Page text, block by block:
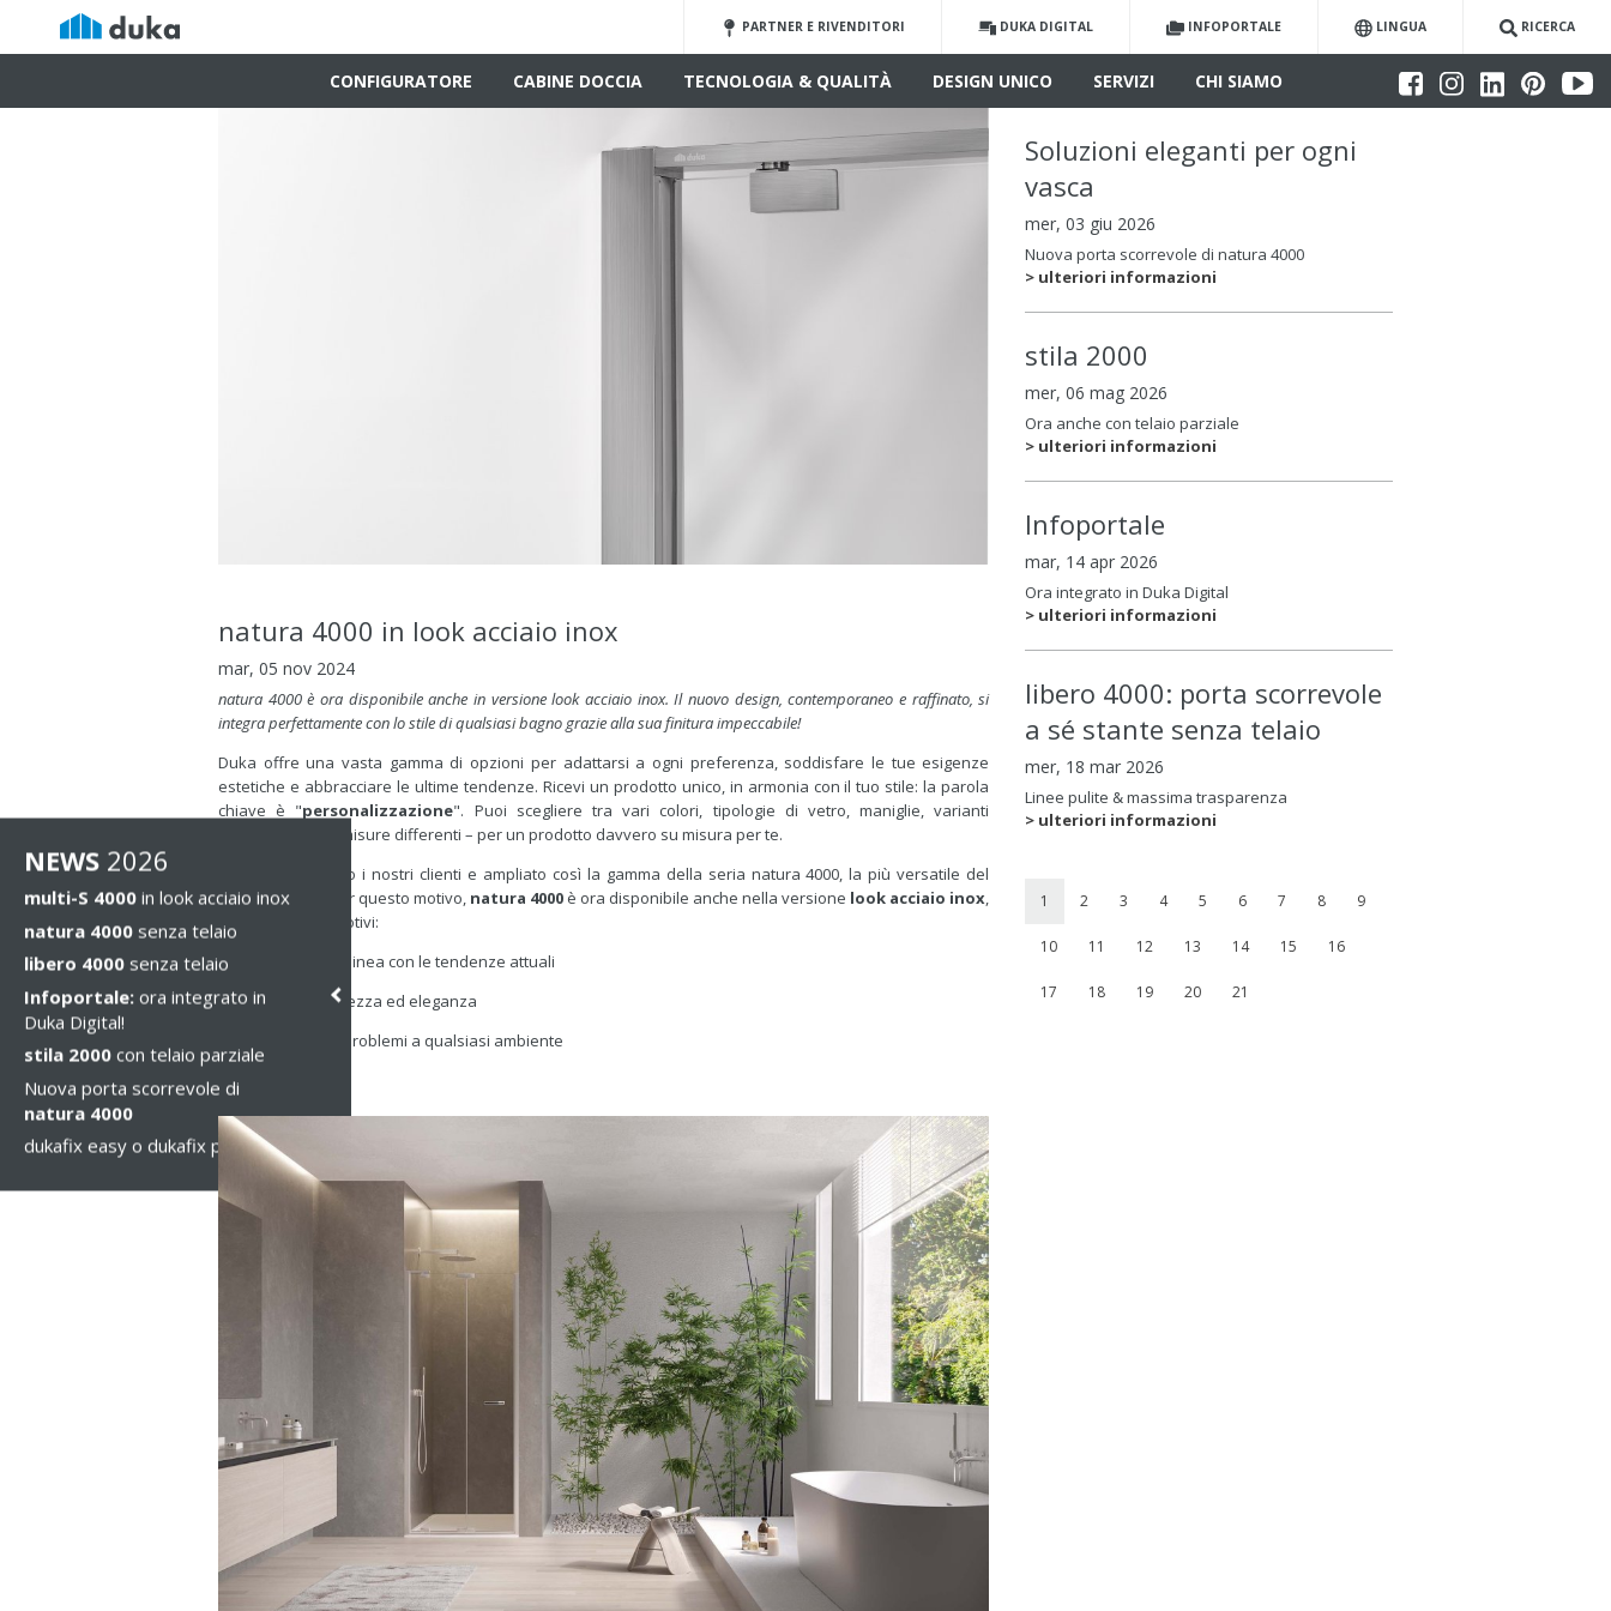
PARTNER E RIVENDITORI DUKA DIGITAL INFOPORTALE LINGUA RICERCA
CONFIGURATORE CABINE DOCCIA TECNOLOGIA & QUALITÀ DESIGN UNICO SERVIZI CHI SIAMO
natura 4000 in look acciaio inox
mar, 05 nov 2024
natura 4000 è ora disponibile anche in versione look acciaio inox. Il nuovo design, contemporaneo e raffinato, si
integra perfettamente con lo stile di qualsiasi bagno grazie alla sua finitura impeccabile!
Duka offre una vasta gamma di opzioni per adattarsi a ogni preferenza, soddisfare le tue esigenze
estetiche e abbracciare le ultime tendenze. Ricevi un prodotto unico, in armonia con il tuo stile: la parola
chiave è "personalizzazione". Puoi scegliere tra vari colori, tipologie di vetro, maniglie, varianti
d’installazione e misure differenti – per un prodotto davvero su misura per te.
Abbiamo ascoltato i nostri clienti e ampliato così la gamma della seria natura 4000, la più versatile del
catalogo Duka. Per questo motivo, natura 4000 è ora disponibile anche nella versione look acciaio inox,
e per dei buoni motivi:
- look moderno in linea con le tendenze attuali
- combina raffinatezza ed eleganza
- si adatta senza problemi a qualsiasi ambiente
Soluzioni eleganti per ogni
vasca
mer, 03 giu 2026
Nuova porta scorrevole di natura 4000
> ulteriori informazioni
stila 2000
mer, 06 mag 2026
Ora anche con telaio parziale
> ulteriori informazioni
Infoportale
mar, 14 apr 2026
Ora integrato in Duka Digital
> ulteriori informazioni
libero 4000: porta scorrevole
a sé stante senza telaio
mer, 18 mar 2026
Linee pulite & massima trasparenza
> ulteriori informazioni
1 2 3 4 5 6 7 8 9
10 11 12 13 14 15 16
17 18 19 20 21
NEWS 2026
multi-S 4000 in look acciaio inox
natura 4000 senza telaio
libero 4000 senza telaio
Infoportale: ora integrato in
Duka Digital!
stila 2000 con telaio parziale
Nuova porta scorrevole di
natura 4000
dukafix easy o dukafix pro?